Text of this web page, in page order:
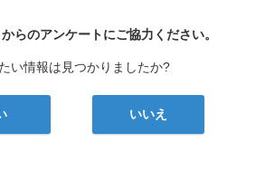
病院なび
からのアンケートにご協力ください。
い情報は見つかりましたか?
いいえ